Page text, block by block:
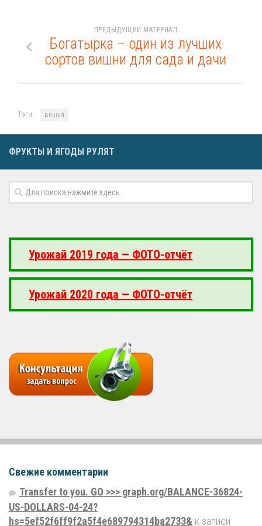
ПРЕДЫДУЩИЙ МАТЕРИАЛ
Богатырка – один из лучших
сортов вишни для сада и дачи
Тэги: вишня
ФРУКТЫ И ЯГОДЫ РУЛЯТ
Урожай 2019 года — ФОТО-отчёт
Урожай 2020 года — ФОТО-отчёт
Свежие комментарии
Transfer to you. GO >>> graph.org/BALANCE-36824-
US-DOLLARS-04-24?
hs=5ef52f6ff9f2a5f4e689794314ba2733& к записи